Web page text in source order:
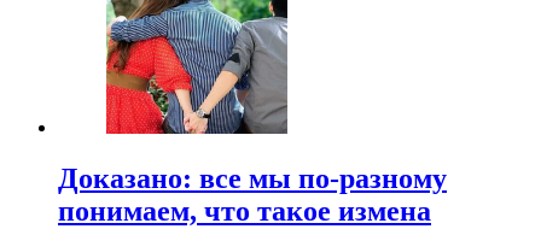
Доказано: все мы по-разному
понимаем, что такое измена